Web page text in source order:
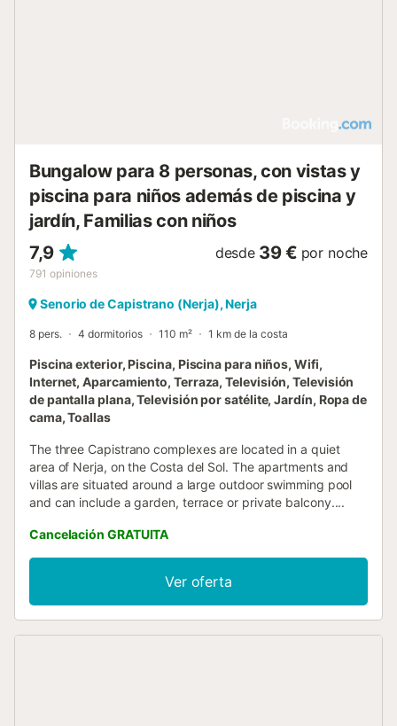
Bungalow para 8 personas, con vistas y
piscina para niños además de piscina y
jardín, Familias con niños
7,9
791 opiniones
desde 39 € por noche
Senorio de Capistrano (Nerja), Nerja
8 pers. 4 dormitorios 110 m² 1 km de la costa
Piscina exterior, Piscina, Piscina para niños, Wifi,
Internet, Aparcamiento, Terraza, Televisión, Televisión
de pantalla plana, Televisión por satélite, Jardín, Ropa de
cama, Toallas
The three Capistrano complexes are located in a quiet
area of Nerja, on the Costa del Sol. The apartments and
villas are situated around a large outdoor swimming pool
and can include a garden, terrace or private balcony....
Cancelación GRATUITA
Ver oferta